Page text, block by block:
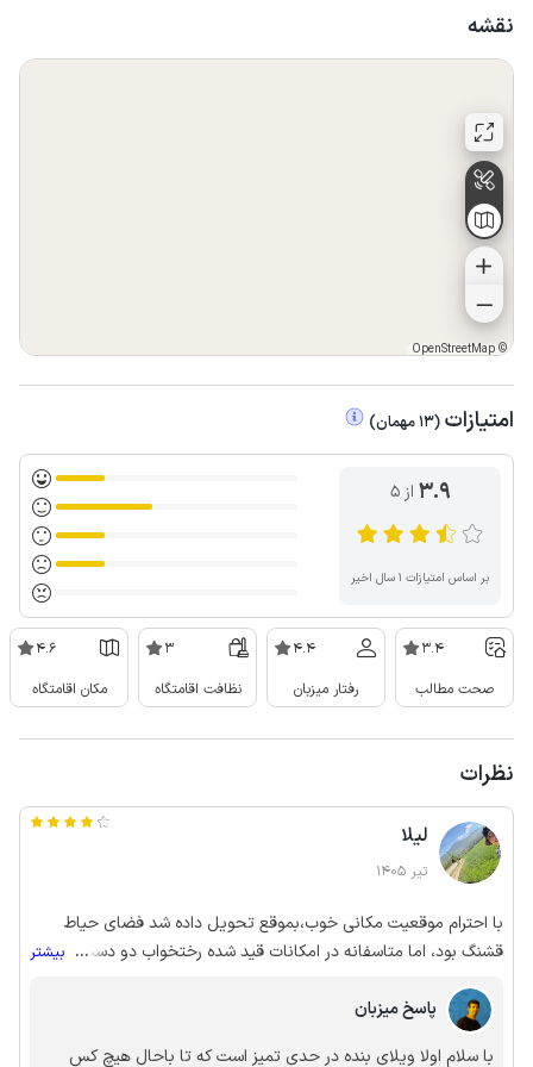
نقشه
©
OpenStreetMap
امتیازات (
13 مهمان)
3.9 از ۵
بر اساس امتیازات ۱ سال اخیر
3.4
صحت مطالب
4.4
رفتار میزبان
3
نظافت اقامتگاه
4.6
مکان اقامتگاه
نظرات
لیلا
تیر 1405
با احترام موقعیت مکانی خوب،بموقع تحویل داده شد فضای حیاط
قشنگ بود، اما متاسفانه در امکانات قید شده رختخواب دو دست ولی
بود و تشک و پتوی تخت ها ب اندازه ای بوی بد میداد ک همگی پایین
ملافه انداختیم زمین خوابیدیم. جارو و تی کشیده شده بود ولی فرش و
... بیشتر
پاسخ میزبان
با سلام اولا ویلای بنده در حدی تمیز است که تا باحال هیچ کس